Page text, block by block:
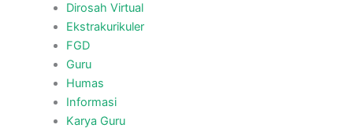
Dirosah Virtual
Ekstrakurikuler
FGD
Guru
Humas
Informasi
Karya Guru